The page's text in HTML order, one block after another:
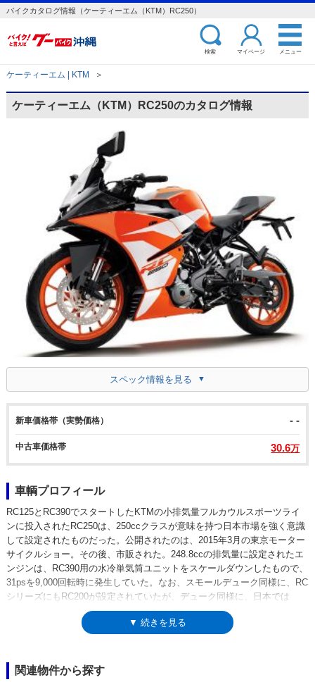
バイクカタログ情報（ケーティーエム（KTM）RC250）
検索 マイページ メニュー
ケーティーエム | KTM ＞
ケーティーエム（KTM）RC250のカタログ情報
スペック情報を見る
新車価格帯（実勢価格） - -
中古車価格帯 30.6万
車輌プロフィール
RC125とRC390でスタートしたKTMの小排気量フルカウルスポーツライ
ンに投入されたRC250は、250ccクラスが意味を持つ日本市場を強く意識
して設定されたものだった。公開されたのは、2015年3月の東京モーター
サイクルショー。その後、市販された。248.8ccの排気量に設定されたエ
ンジンは、RC390用の水冷単気筒ユニットをスケールダウンしたもので、
31psを9,000回転時に発生していた。なお、スモールデューク同様に、RC
シリーズにもRC200が設定されていたが、デューク同様に、日本では
RC250がラインナップされた。なお、わざわざ日本の軽二輪クラスのため
に用意されたRC250だが、RC125は欧州のA1ライセンスを、RC390はA2
▼ 続きを見る
関連物件から探す